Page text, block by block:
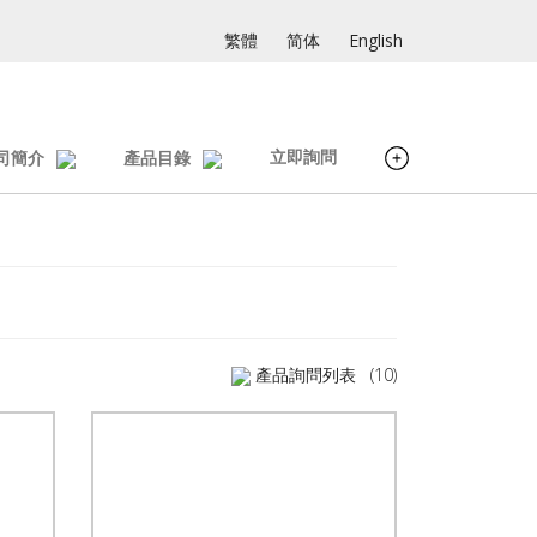
繁體 简体 English
簡介 產品目錄 立即詢問
產品詢問列表 (10)